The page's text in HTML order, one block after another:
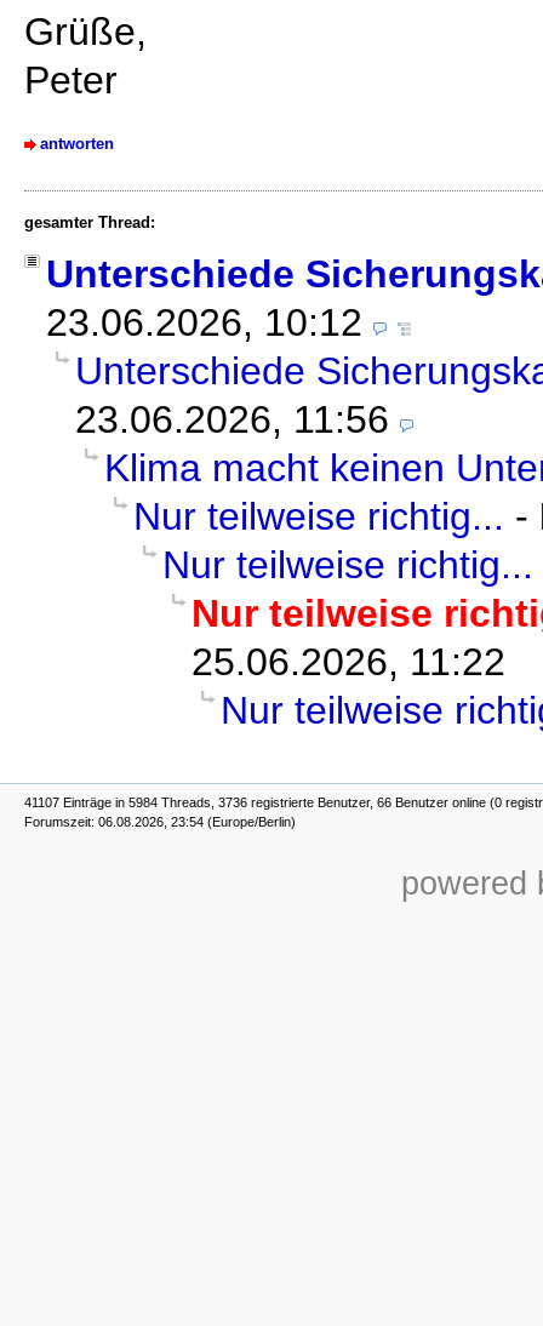
Grüße,
Peter
antworten
gesamter Thread:
Unterschiede
23.06.2026, 10:12
Unterschiede
23.06.2026, 11:56
Klima macht keinen
Nur teilweise richtig... -
Nur teilweise richtig...
Nur teilweise
25.06.2026, 11:22
Nur teilweise
41107 Einträge in 5984 Threads, 3736 registrierte Benutzer, 66 Benutzer online (0
Forumszeit: 06.08.2026, 23:54 (Europe/Berlin)
powered